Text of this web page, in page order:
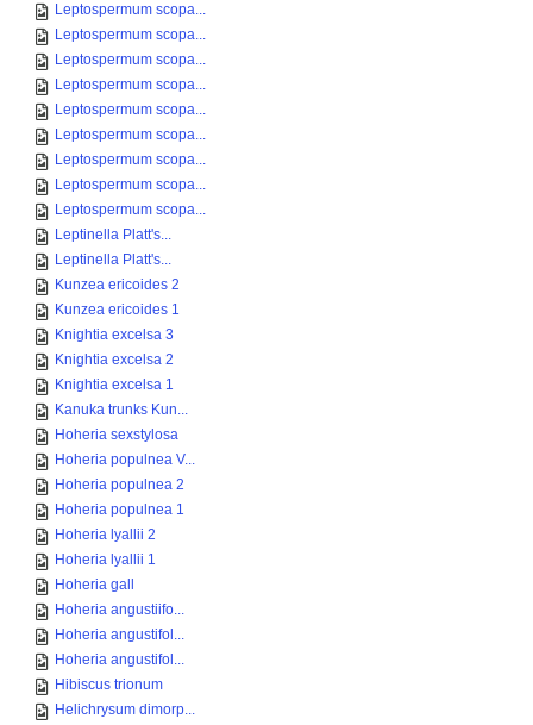
Leptospermum scopa...
Leptospermum scopa...
Leptospermum scopa...
Leptospermum scopa...
Leptospermum scopa...
Leptospermum scopa...
Leptospermum scopa...
Leptospermum scopa...
Leptospermum scopa...
Leptinella Platt's...
Leptinella Platt's...
Kunzea ericoides 2
Kunzea ericoides 1
Knightia excelsa 3
Knightia excelsa 2
Knightia excelsa 1
Kanuka trunks Kun...
Hoheria sexstylosa
Hoheria populnea V...
Hoheria populnea 2
Hoheria populnea 1
Hoheria lyallii 2
Hoheria lyallii 1
Hoheria gall
Hoheria angustiifo...
Hoheria angustifol...
Hoheria angustifol...
Hibiscus trionum
Helichrysum dimorp...